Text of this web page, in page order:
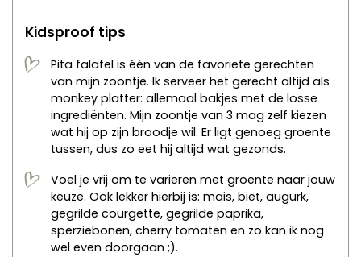
Kidsproof tips
Pita falafel is één van de favoriete gerechten
van mijn zoontje. Ik serveer het gerecht altijd als
monkey platter: allemaal bakjes met de losse
ingrediënten. Mijn zoontje van 3 mag zelf kiezen
wat hij op zijn broodje wil. Er ligt genoeg groente
tussen, dus zo eet hij altijd wat gezonds.
Voel je vrij om te varieren met groente naar jouw
keuze. Ook lekker hierbij is: mais, biet, augurk,
gegrilde courgette, gegrilde paprika,
sperziebonen, cherry tomaten en zo kan ik nog
wel even doorgaan ;).